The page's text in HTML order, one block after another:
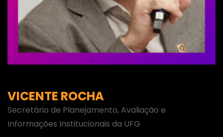
VICENTE ROCHA
Secretário de Planejamento, Avaliação e
Informações Institucionais da UFG